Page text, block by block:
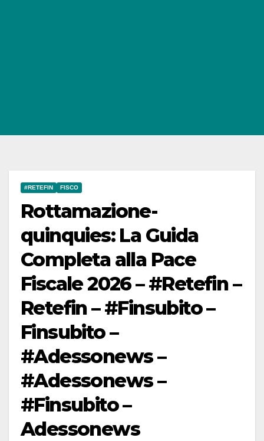
#RETEFIN FISCO
Rottamazione-
quinquies: La Guida
Completa alla Pace
Fiscale 2026 – #Retefin –
Retefin – #Finsubito –
Finsubito –
#Adessonews –
#Adessonews –
#Finsubito –
Adessonews